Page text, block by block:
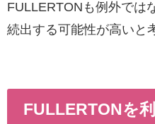
FULLERTONも例外では
続出する可能性が高いと
FULLERTONを